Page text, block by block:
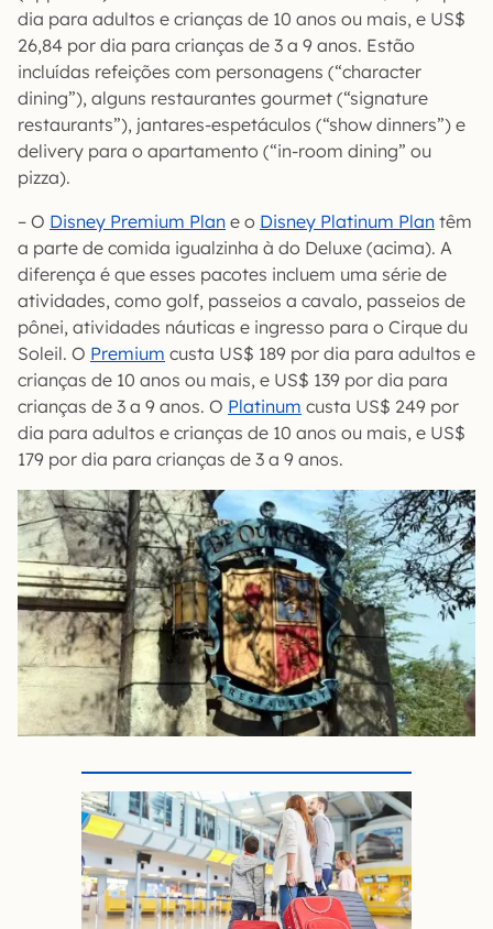
dia para adultos e crianças de 10 anos ou mais, e US$
26,84 por dia para crianças de 3 a 9 anos. Estão
incluídas refeições com personagens (“character
dining”), alguns restaurantes gourmet (“signature
restaurants”), jantares-espetáculos (“show dinners”) e
delivery para o apartamento (“in-room dining” ou
pizza).
– O Disney Premium Plan e o Disney Platinum Plan têm
a parte de comida igualzinha à do Deluxe (acima). A
diferença é que esses pacotes incluem uma série de
atividades, como golf, passeios a cavalo, passeios de
pônei, atividades náuticas e ingresso para o Cirque du
Soleil. O Premium custa US$ 189 por dia para adultos e
crianças de 10 anos ou mais, e US$ 139 por dia para
crianças de 3 a 9 anos. O Platinum custa US$ 249 por
dia para adultos e crianças de 10 anos ou mais, e US$
179 por dia para crianças de 3 a 9 anos.